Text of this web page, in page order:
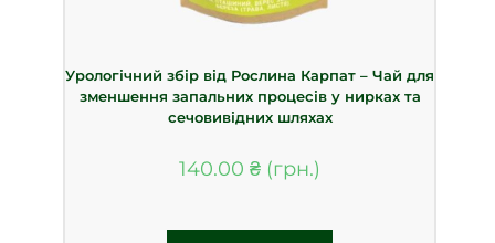
Урологічний збір від Рослина Карпат – Чай для
зменшення запальних процесів у нирках та
сечовивідних шляхах
140.00 ₴